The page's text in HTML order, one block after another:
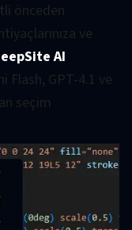
önceden
ve
AI
Flash, GPT-4.1 ve
seçim